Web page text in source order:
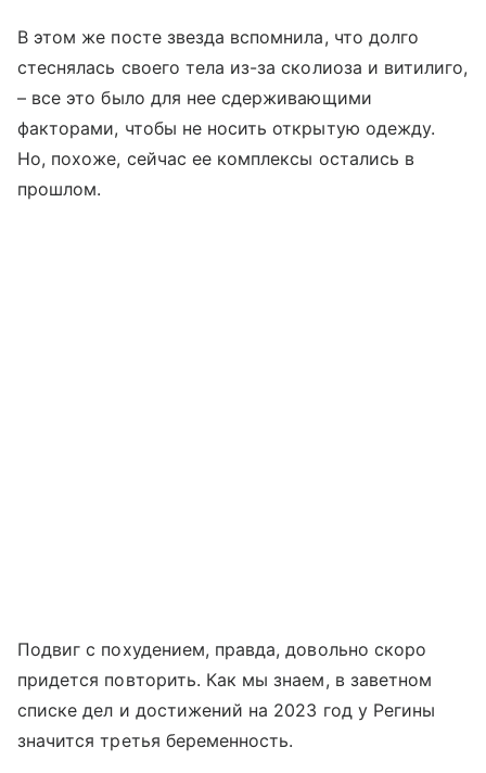
В этом же посте звезда вспомнила, что долго
стеснялась своего тела из-за сколиоза и витилиго,
– все это было для нее сдерживающими
факторами, чтобы не носить открытую одежду.
Но, похоже, сейчас ее комплексы остались в
прошлом.
Подвиг с похудением, правда, довольно скоро
придется повторить. Как мы знаем, в заветном
списке дел и достижений на 2023 год у Регины
значится третья беременность.